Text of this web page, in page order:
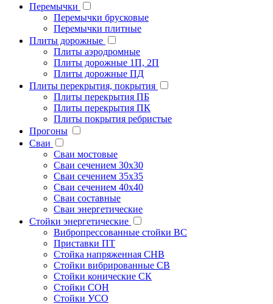
Перемычки
Перемычки брусковые
Перемычки плитные
Плиты дорожные
Плиты аэродромные
Плиты дорожные 1П, 2П
Плиты дорожные ПД
Плиты перекрытия, покрытия
Плиты перекрытия ПБ
Плиты перекрытия ПК
Плиты покрытия ребристые
Прогоны
Сваи
Сваи мостовые
Сваи сечением 30х30
Сваи сечением 35х35
Сваи сечением 40х40
Сваи составные
Сваи энергетические
Стойки энергетические
Вибропрессованные стойки ВС
Приставки ПТ
Стойка напряженная СНВ
Стойки вибрированные СВ
Стойки конические СК
Стойки СОН
Стойки УСО